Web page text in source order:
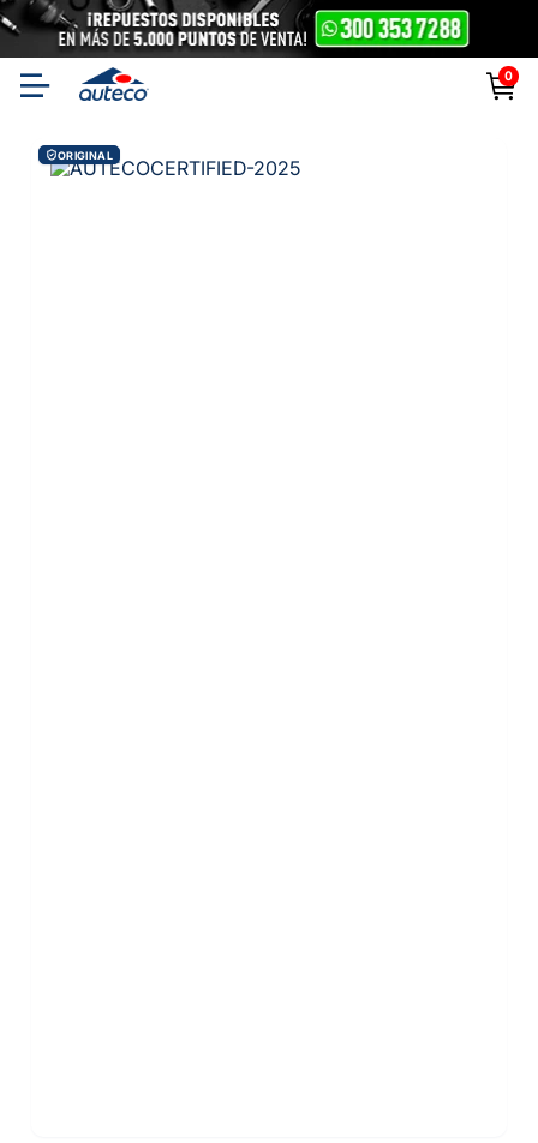
0
ORIGINAL